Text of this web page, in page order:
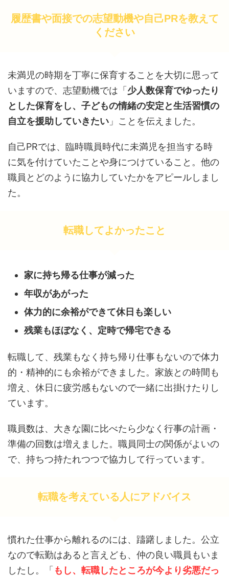
履歴書や面接での志望動機や自己PRを教えて
ください
未満児の時期を丁寧に保育することを大切に思って
いますので、志望動機では「 少人数保育でゆったり
とした保育をし、子どもの情緒の安定と生活習慣の
自立を援助していきたい 」ことを伝えました。
自己PRでは、臨時職員時代に未満児を担当する時
に気を付けていたことや身につけていること。他の
職員とどのように協力していたかをアピールしまし
た。
転職してよかったこと
家に持ち帰る仕事が減った
年収があがった
体力的に余裕ができて休日も楽しい
残業もほぼなく、定時で帰宅できる
転職して、残業もなく持ち帰り仕事もないので体力
的・精神的にも余裕ができました。家族との時間も
増え、休日に疲労感もないので一緒に出掛けたりし
ています。
職員数は、大きな園に比べたら少なく行事の計画・
準備の回数は増えました。職員同士の関係がよいの
で、持ちつ持たれつつで協力して行っています。
転職を考えている人にアドバイス
慣れた仕事から離れるのには、躊躇しました。公立
なので転勤はあると言えども、仲の良い職員もいま
したし。「 もし、転職したところが今より劣悪だっ